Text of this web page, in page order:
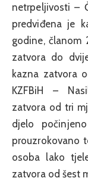
netrpeljivosti –
predviđena je
godine, članom
zatvora do
kazna zatvora
KZFBiH –
zatvora od tri
djelo
prouzrokovano
osoba lako
zatvora od šest